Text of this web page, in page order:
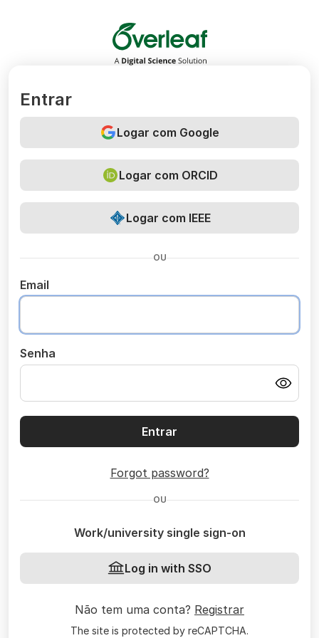
Overleaf
Entrar
Logar com Google
Logar com ORCID
Logar com IEEE
OU
Email
Senha
Entrar
Forgot password?
OU
Work/university single sign-on
Log in with SSO
Não tem uma conta? Registrar
The site is protected by reCAPTCHA.